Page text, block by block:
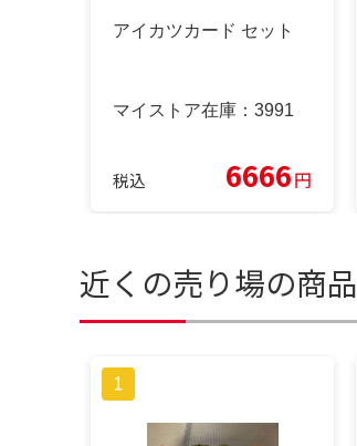
アイカツカード セット
マイストア在庫： 3991
税込 6666円
近くの売り場の商品